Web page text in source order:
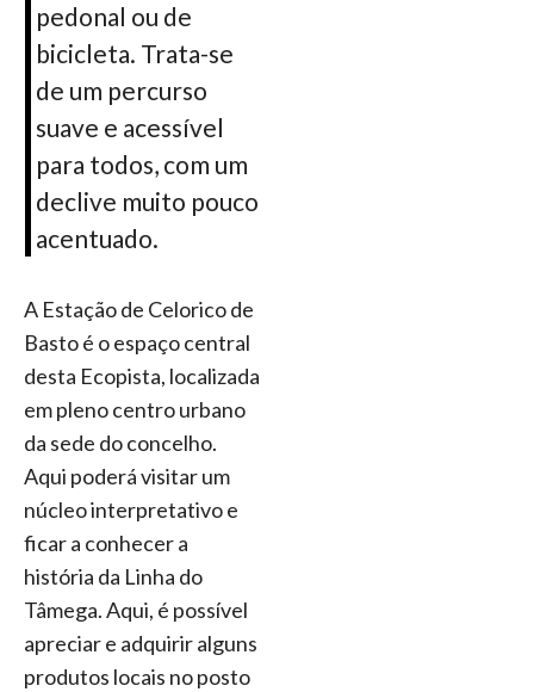
pedonal ou de
bicicleta. Trata-se
de um percurso
suave e acessível
para todos, com um
declive muito pouco
acentuado.
A Estação de Celorico de
Basto é o espaço central
desta Ecopista, localizada
em pleno centro urbano
da sede do concelho.
Aqui poderá visitar um
núcleo interpretativo e
ficar a conhecer a
história da Linha do
Tâmega. Aqui, é possível
apreciar e adquirir alguns
produtos locais no posto